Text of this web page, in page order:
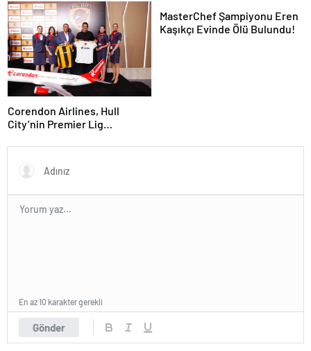
Corendon Airlines, Hull
City’nin Premier Lig
sürdürüyor
MasterChef Şampiyonu Eren
Kaşıkçı Evinde Ölü Bulundu!
Gönder
En az 10 karakter gerekli